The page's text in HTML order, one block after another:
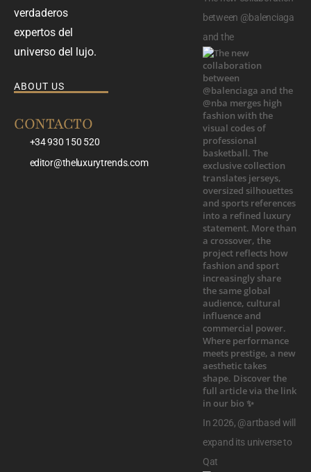
verdaderos
expertos del
universo del lujo.
ABOUT US
CONTACTO
+34 930 150 520
editor@theluxurytrends.com
between @balenciaga
and the
In 2026, @artbasel will
expand its universe to
Qat